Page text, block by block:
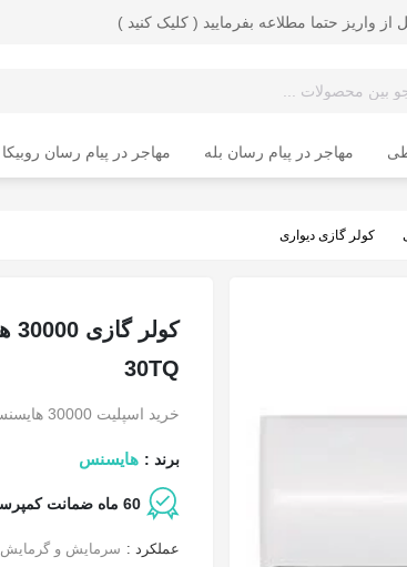
از واریز حتما مطلاعه بفرمایید ( کلیک کنید )
مهاجر در پیام رسان بله مهاجر در پیام رسان روبیکا
کولر گازی دیواری
30TQ
خرید اسپلیت 30000 هایسنس سرد و گرم Hisense
برند : هایسنس
60 ماه ضمانت کمپرسور و 18 ماه قطعات داخلی
عملکرد : سرمایش و گرمایش